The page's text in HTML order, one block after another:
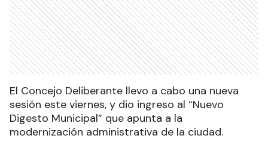
El Concejo Deliberante llevo a cabo una nueva
sesión este viernes, y dio ingreso al “Nuevo
Digesto Municipal” que apunta a la
modernización administrativa de la ciudad.